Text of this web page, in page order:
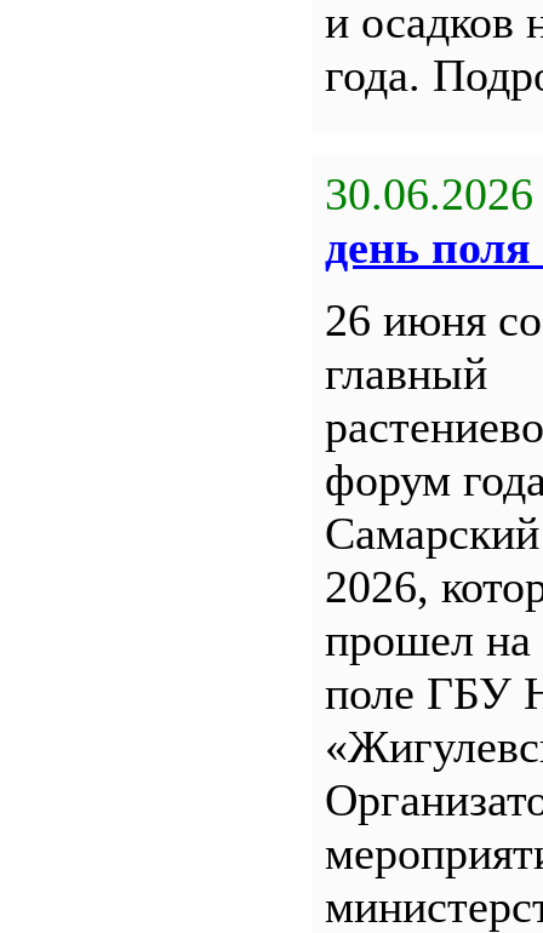
и осадков
года.
30.06.2026
день поля
26 июня
главный
форум
2026,
прошел
поле ГБУ